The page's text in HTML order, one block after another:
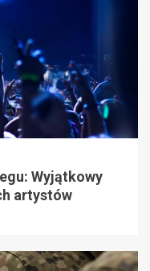
Wyjątkowy
artystów